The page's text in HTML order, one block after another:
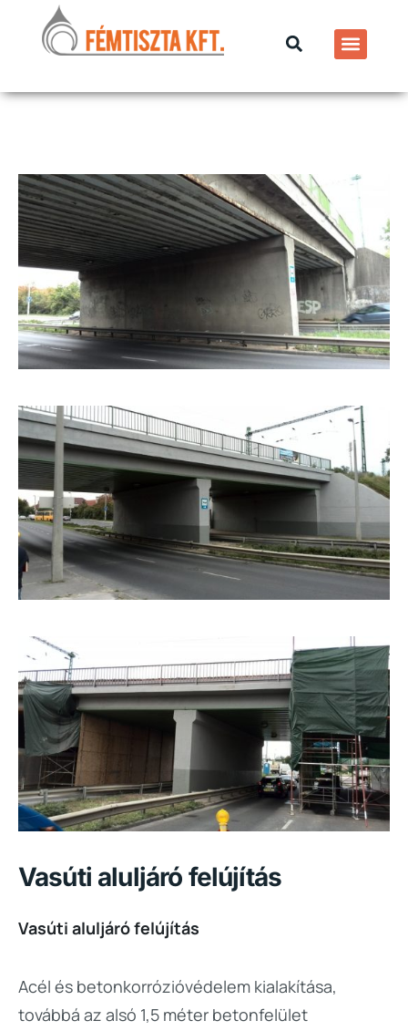
Vasúti aluljáró felújítás
Vasúti aluljáró felújítás
Acél és betonkorrózióvédelem kialakítása,
továbbá az alsó 1,5 méter betonfelület